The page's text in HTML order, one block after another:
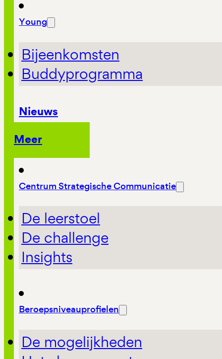
Young
Bijeenkomsten
Buddyprogramma
Nieuws
Meer
Centrum Strategische Communicatie
De leerstoel
De challenge
Insights
Beroepsniveauprofielen
De mogelijkheden